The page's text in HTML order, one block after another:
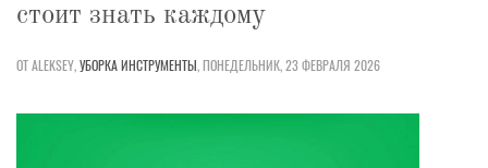
стоит знать каждому
ОТ ALEKSEY,УБОРКАИНСТРУМЕНТЫ,ПОНЕДЕЛЬНИК, 23 ФЕВРАЛЯ 2026